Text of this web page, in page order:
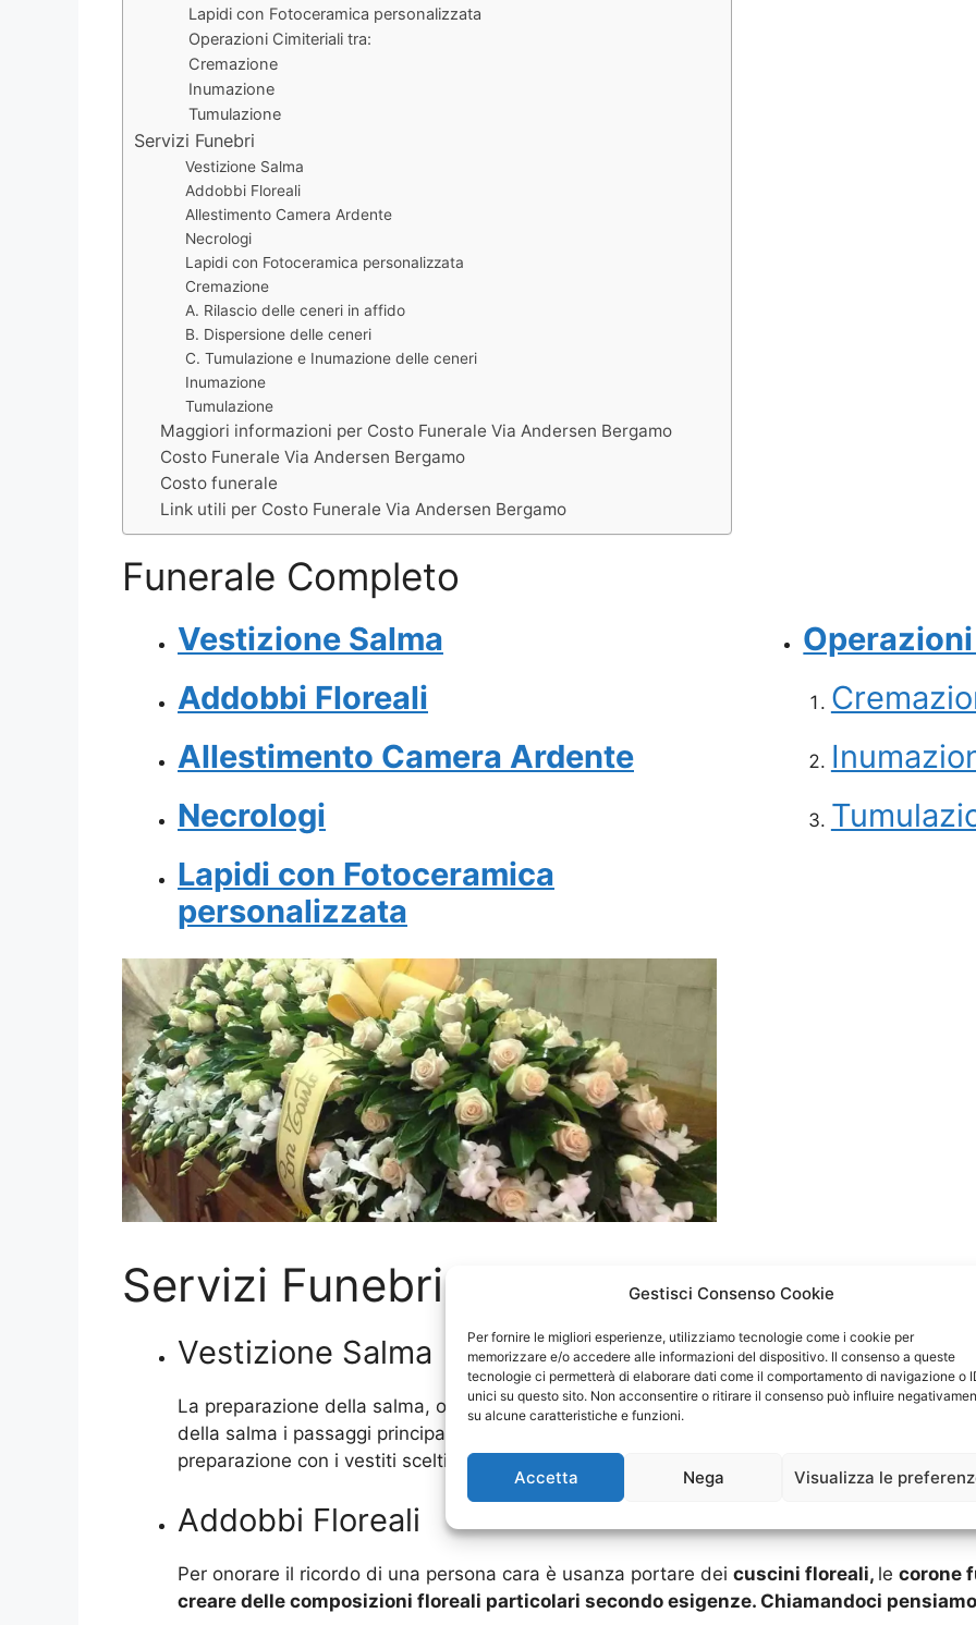
Gestisci Consenso Cookie
Per fornire le migliori esperienze, utilizziamo tecnologie come i cookie per
memorizzare e/o accedere alle informazioni del dispositivo. Il consenso a queste
tecnologie ci permetterà di elaborare dati come il comportamento di navigazione o
unici su questo sito. Non acconsentire o ritirare il consenso può influire
su alcune caratteristiche e funzioni.
Accetta Nega Visualizza le
Lapidi con Fotoceramica personalizzata
Operazioni Cimiteriali tra:
Cremazione
Inumazione
Tumulazione
Servizi Funebri
Vestizione Salma
Addobbi Floreali
Allestimento Camera Ardente
Necrologi
Lapidi con Fotoceramica personalizzata
Cremazione
A. Rilascio delle ceneri in affido
B. Dispersione delle ceneri
C. Tumulazione e Inumazione delle ceneri
Inumazione
Tumulazione
Maggiori informazioni per Costo Funerale Via Andersen Bergamo
Costo Funerale Via Andersen Bergamo
Costo funerale
Link utili per Costo Funerale Via Andersen Bergamo
Funerale Completo
Vestizione Salma
Addobbi Floreali
Allestimento Camera Ardente
Necrologi
Lapidi con Fotoceramica
personalizzata
Servizi Funebri
Vestizione Salma
La preparazione della salma, o vestizione della salma è un lavoro delicato che conviene
della salma i passaggi principali sono: trattamento per la conservazione della salma,
preparazione con i vestiti scelti . Lavestizione della salma verrà effettuata anche
Addobbi Floreali
Per onorare il ricordo di una persona cara è usanza portare dei cuscini floreali, le corone
creare delle composizioni floreali particolari secondo esigenze. Chiamandoci